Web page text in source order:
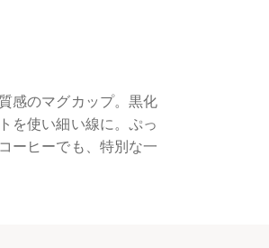
感のマグカップ。黒化
を使い細い線に。ぷっ
ーヒーでも、特別な一